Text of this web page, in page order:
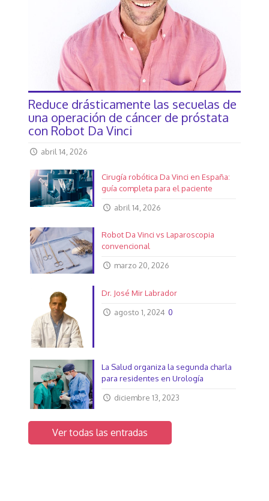
Reduce drásticamente las secuelas de
una operación de cáncer de próstata
con Robot Da Vinci
abril 14, 2026
Cirugía robótica Da Vinci en España:
guía completa para el paciente
abril 14, 2026
Robot Da Vinci vs Laparoscopia
convencional
marzo 20, 2026
Dr. José Mir Labrador
agosto 1, 2024 0
La Salud organiza la segunda charla
para residentes en Urología
diciembre 13, 2023
Ver todas las entradas